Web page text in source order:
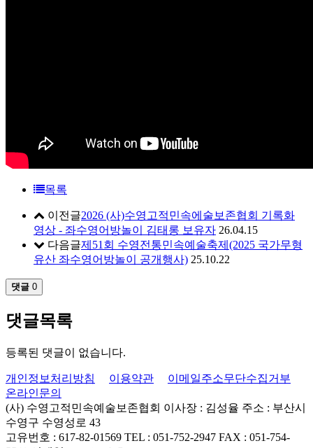
목록
이전글2026 (사)수영고적민속에술보존협회 기록화
영상 - 좌수영어방놀이 김태롱 보유자 26.04.15
다음글제51회 수영전통민속예술축제(2025 국가무형
유산 좌수영어방놀이 공개행사) 25.10.22
댓글 0
댓글목록
등록된 댓글이 없습니다.
개인정보처리방침 이용약관
이메일주소무단수집거부
온라인문의
(사) 수영고적민속예술보존협회 이사장 : 김성율 주소 : 부산시
수영구 수영성로 43
고유번호 : 617-82-01569 TEL : 051-752-2947 FAX : 051-754-